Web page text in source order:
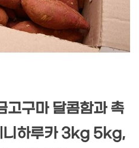
고구마 달콤함과 촉
니하루카 3kg 5kg,